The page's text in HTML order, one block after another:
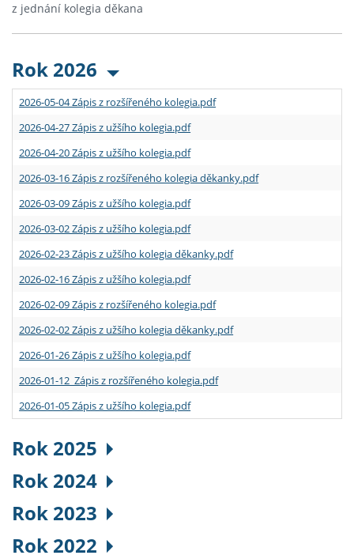
z jednání kolegia děkana
Rok 2026
2026-05-04 Zápis z rozšířeného kolegia.pdf
2026-04-27 Zápis z užšího kolegia.pdf
2026-04-20 Zápis z užšího kolegia.pdf
2026-03-16 Zápis z rozšířeného kolegia děkanky.pdf
2026-03-09 Zápis z užšího kolegia.pdf
2026-03-02 Zápis z užšího kolegia.pdf
2026-02-23 Zápis z užšího kolegia děkanky.pdf
2026-02-16 Zápis z užšího kolegia.pdf
2026-02-09 Zápis z rozšířeného kolegia.pdf
2026-02-02 Zápis z užšího kolegia děkanky.pdf
2026-01-26 Zápis z užšího kolegia.pdf
2026-01-12 Zápis z rozšířeného kolegia.pdf
2026-01-05 Zápis z užšího kolegia.pdf
Rok 2025
Rok 2024
Rok 2023
Rok 2022